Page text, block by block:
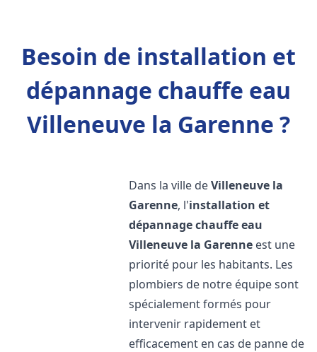
Besoin de installation et
dépannage chauffe eau
Villeneuve la Garenne ?
Dans la ville deVilleneuve la
Garenne, l'installation et
dépannage chauffe eau
Villeneuve la Garenne est une
priorité pour les habitants. Les
plombiers de notre équipe sont
spécialement formés pour
intervenir rapidement et
efficacement en cas de panne de